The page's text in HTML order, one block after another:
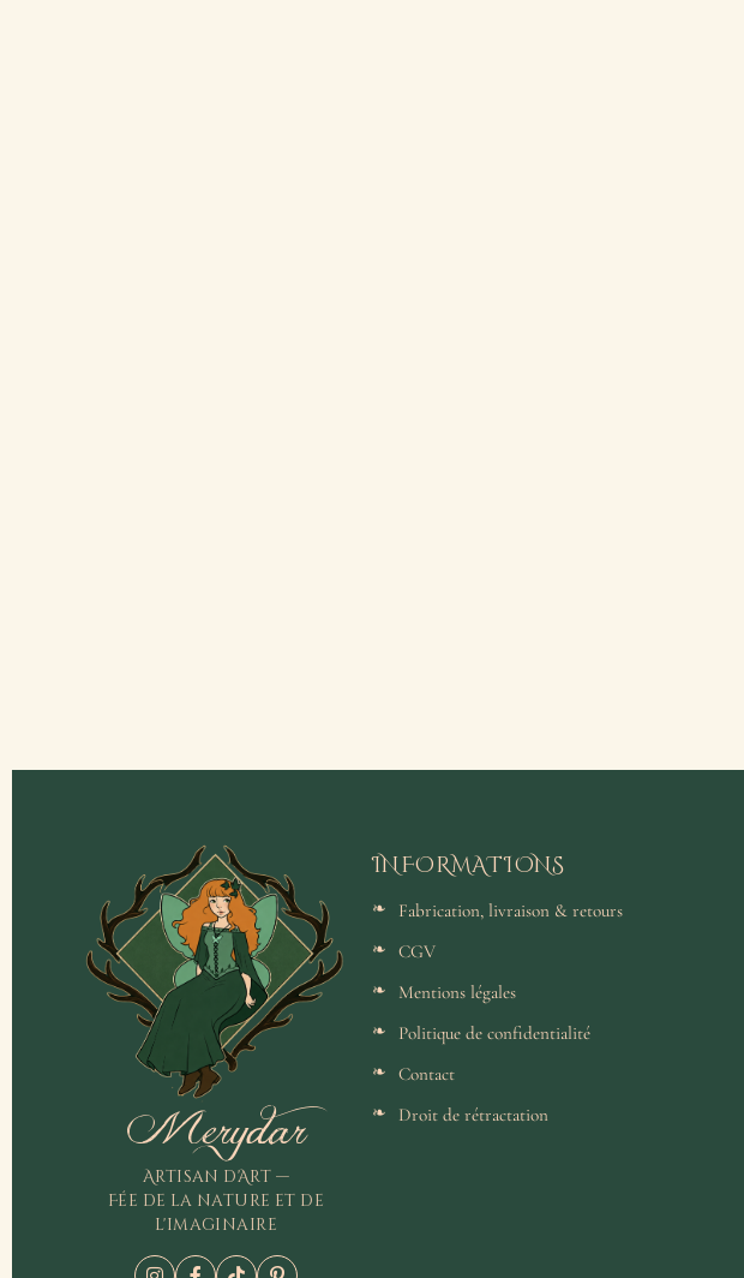
Merydar
Artisan d'Art —
Fée de la nature et de
l'imaginaire
INFORMATIONS
Fabrication, livraison & retours
CGV
Mentions légales
Politique de confidentialité
Contact
Droit de rétractation